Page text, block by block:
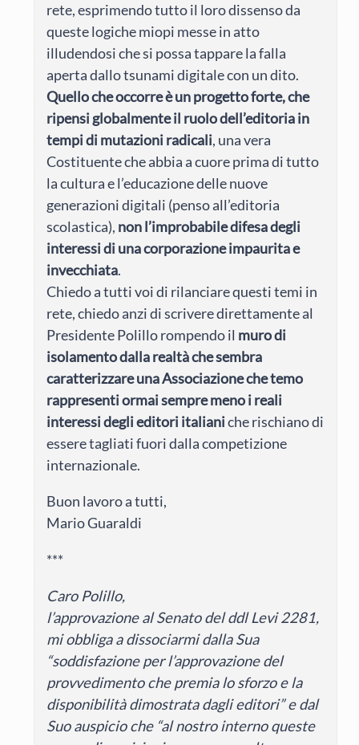
rete, esprimendo tutto il loro dissenso da
queste logiche miopi messe in atto
illudendosi che si possa tappare la falla
aperta dallo tsunami digitale con un dito.
Quello che occorre è un progetto forte, che
ripensi globalmente il ruolo dell’editoria in
tempi di mutazioni radicali, una vera
Costituente che abbia a cuore prima di tutto
la cultura e l’educazione delle nuove
generazioni digitali (penso all’editoria
scolastica), non l’improbabile difesa degli
interessi di una corporazione impaurita e
invecchiata.
Chiedo a tutti voi di rilanciare questi temi in
rete, chiedo anzi di scrivere direttamente al
Presidente Polillo rompendo il muro di
isolamento dalla realtà che sembra
caratterizzare una Associazione che temo
rappresenti ormai sempre meno i reali
interessi degli editori italianiche rischiano di
essere tagliati fuori dalla competizione
internazionale.
Buon lavoro a tutti,
Mario Guaraldi
***
Caro Polillo,
l’approvazione al Senato del ddl Levi 2281,
mi obbliga a dissociarmi dalla Sua
“soddisfazione per l’approvazione del
provvedimento che premia lo sforzo e la
disponibilità dimostrata dagli editori” e dal
Suo auspicio che “al nostro interno queste